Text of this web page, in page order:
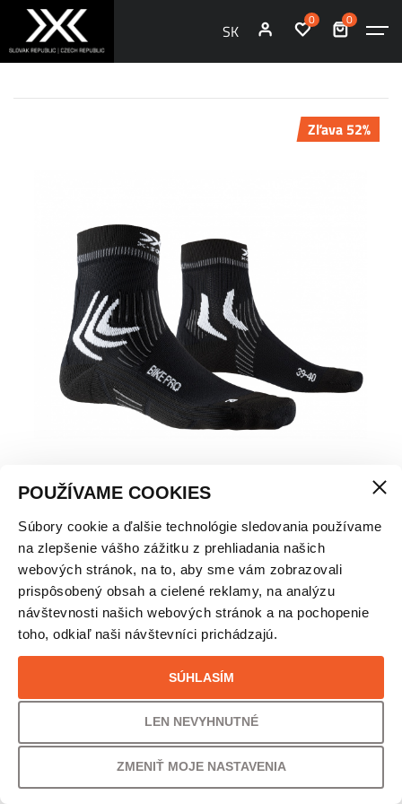
POUŽÍVAME COOKIES
Súbory cookie a ďalšie technológie sledovania používame
na zlepšenie vášho zážitku z prehliadania našich
webových stránok, na to, aby sme vám zobrazovali
prispôsobený obsah a cielené reklamy, na analýzu
návštevnosti našich webových stránok a na pochopenie
toho, odkiaľ naši návštevníci prichádzajú.
SÚHLASÍM
LEN NEVYHNUTNÉ
ZMENIŤ MOJE NASTAVENIA
SK
0 0
Zľava 52%
X-SOCKS BIKE PRO 4.0- CYKLISTICKÉ PONOŽKY
VEĽKOSŤ
35/38
31,00€
UŠETRÍTE
52% /16,00€